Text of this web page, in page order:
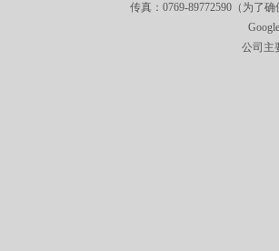
传真：0769-89772590（为了
公司主